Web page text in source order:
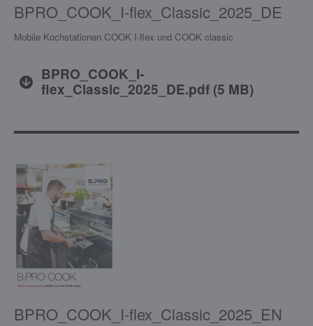
BPRO_COOK_I-flex_Classic_2025_DE
Mobile Kochstationen COOK I-flex und COOK classic
BPRO_COOK_I-
flex_Classic_2025_DE.pdf(5 MB)
BPRO_COOK_I-flex_Classic_2025_EN